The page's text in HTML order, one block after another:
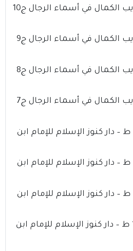
كتاب تذهيب تهذيب الكمال في أسماء الرجال ج10
كتاب تذهيب تهذيب الكمال في أسماء الرجال ج9
كتاب تذهيب تهذيب الكمال في أسماء الرجال ج8
كتاب تذهيب تهذيب الكمال في أسماء الرجال ج7
كتاب المغني ج17 ط – دار كنوز الإسلام للإمام ابن
كتاب المغني ج16 ط – دار كنوز الإسلام للإمام ابن
كتاب المغني ج15 ط – دار كنوز الإسلام للإمام ابن
كتاب المغني ج14 ط – دار كنوز الإسلام للإمام ابن